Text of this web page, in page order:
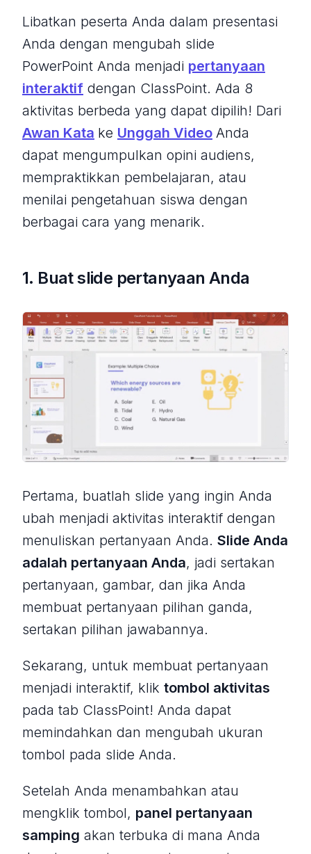
Libatkan peserta Anda dalam presentasi
Anda dengan mengubah slide
PowerPoint Anda menjadi pertanyaan
interaktif dengan ClassPoint. Ada 8
aktivitas berbeda yang dapat dipilih! Dari
Awan Kata ke Unggah Video Anda
dapat mengumpulkan opini audiens,
mempraktikkan pembelajaran, atau
menilai pengetahuan siswa dengan
berbagai cara yang menarik.
1. Buat slide pertanyaan Anda
Pertama, buatlah slide yang ingin Anda
ubah menjadi aktivitas interaktif dengan
menuliskan pertanyaan Anda. Slide Anda
adalah pertanyaan Anda, jadi sertakan
pertanyaan, gambar, dan jika Anda
membuat pertanyaan pilihan ganda,
sertakan pilihan jawabannya.
Sekarang, untuk membuat pertanyaan
menjadi interaktif, klik tombol aktivitas
pada tab ClassPoint! Anda dapat
memindahkan dan mengubah ukuran
tombol pada slide Anda.
Setelah Anda menambahkan atau
mengklik tombol, panel pertanyaan
samping akan terbuka di mana Anda